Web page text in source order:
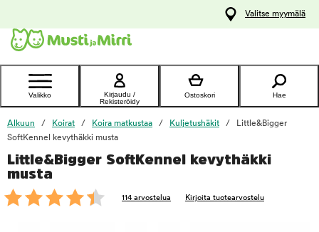
Ota yhteyttä
asiakaspalveluun
Valitse myymälä
Valikko
Kirjaudu /
Rekisteröidy
Ostoskori Hae
Alkuun Koirat Koira matkustaa Kuljetushäkit
Little&Bigger
SoftKennel kevythäkki musta
Little&Bigger SoftKennel kevythäkki
musta
114 arvostelua Kirjoita tuotearvostelu
foo